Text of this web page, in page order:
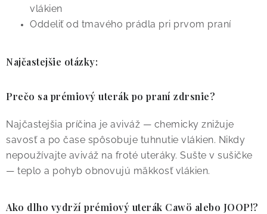
vlákien
Oddeliť od tmavého prádla pri prvom praní
Najčastejšie otázky:
Prečo sa prémiový uterák po praní zdrsnie?
Najčastejšia príčina je aviváž — chemicky znižuje
savosť a po čase spôsobuje tuhnutie vlákien. Nikdy
nepoužívajte aviváž na froté uteráky. Sušte v sušičke
— teplo a pohyb obnovujú mäkkosť vlákien.
Ako dlho vydrží prémiový uterák Cawö alebo JOOP!?